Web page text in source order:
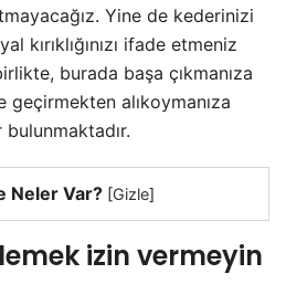
Yine de kederinizi
kırıklığınızı ifade etmeniz
burada başa çıkmanıza
geçirmekten alıkoymanıza
Neler Var? [Gizle]
izin vermeyin